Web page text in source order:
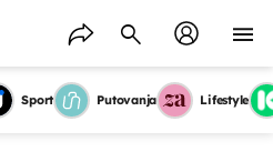
Sport Putovanja Lifestyle